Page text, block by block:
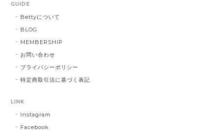
GUIDE
Bettyについて
BLOG
MEMBERSHIP
お問い合わせ
プライバシーポリシー
特定商取引法に基づく表記
LINK
Instagram
Facebook